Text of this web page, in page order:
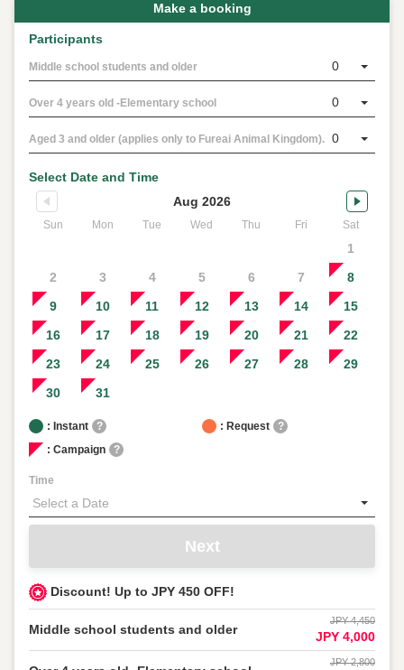
Make a booking
Participants
Middle school students and older 0
Over 4 years old -Elementary school 0
Aged 3 and older (applies only to Fureai Animal Kingdom). 0
Select Date and Time
Aug 2026
Sun Mon Tue Wed Thu Fri Sat
1
2
3 4 5 6 7
8
9
10 11 12 13 14
15
16
17 18 19 20 21
22
23
24 25 26 27 28
29
30
31
: Instant ? : Request
?
: Campaign
?
Time
Next
Discount! Up to JPY 450 OFF!
Middle school students and older
JPY 4,450
JPY 4,000
JPY 2,800